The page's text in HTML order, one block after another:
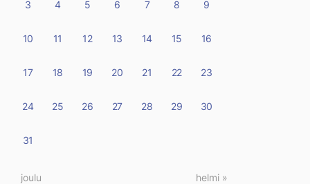
3 4 5 6 7 8 9
10 11 12 13 14 15 16
17 18 19 20 21 22 23
24 25 26 27 28 29 30
31
« joulu helmi »